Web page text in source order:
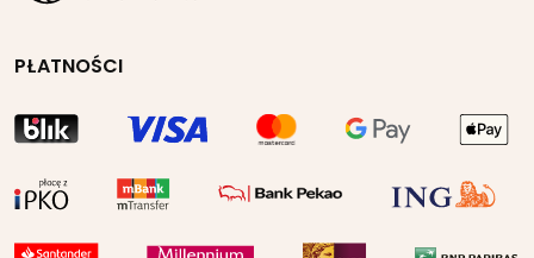
PŁATNOŚCI